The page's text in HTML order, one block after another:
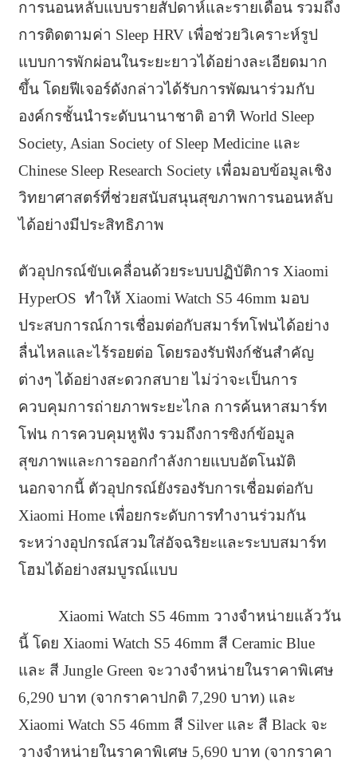
การนอนหลับแบบรายสัปดาห์และรายเดือน รวมถึง
การติดตามค่า Sleep HRV เพื่อช่วยวิเคราะห์รูป
แบบการพักผ่อนในระยะยาวได้อย่างละเอียดมาก
ขึ้น โดยฟีเจอร์ดังกล่าวได้รับการพัฒนาร่วมกับ
องค์กรชั้นนำระดับนานาชาติ อาทิ World Sleep
Society, Asian Society of Sleep Medicine และ
Chinese Sleep Research Society เพื่อมอบข้อมูลเชิง
วิทยาศาสตร์ที่ช่วยสนับสนุนสุขภาพการนอนหลับ
ได้อย่างมีประสิทธิภาพ
ตัวอุปกรณ์ขับเคลื่อนด้วยระบบปฏิบัติการ Xiaomi
HyperOS ทำให้ Xiaomi Watch S5 46mm มอบ
ประสบการณ์การเชื่อมต่อกับสมาร์ทโฟนได้อย่าง
ลื่นไหลและไร้รอยต่อ โดยรองรับฟังก์ชันสำคัญ
ต่างๆ ได้อย่างสะดวกสบาย ไม่ว่าจะเป็นการ
ควบคุมการถ่ายภาพระยะไกล การค้นหาสมาร์ท
โฟน การควบคุมหูฟัง รวมถึงการซิงก์ข้อมูล
สุขภาพและการออกกำลังกายแบบอัตโนมัติ
นอกจากนี้ ตัวอุปกรณ์ยังรองรับการเชื่อมต่อกับ
Xiaomi Home เพื่อยกระดับการทำงานร่วมกัน
ระหว่างอุปกรณ์สวมใส่อัจฉริยะและระบบสมาร์ท
โฮมได้อย่างสมบูรณ์แบบ
Xiaomi Watch S5 46mm วางจำหน่ายแล้ววัน
นี้ โดย Xiaomi Watch S5 46mm สี Ceramic Blue
และ สี Jungle Green จะวางจำหน่ายในราคาพิเศษ
6,290 บาท (จากราคาปกติ 7,290 บาท) และ
Xiaomi Watch S5 46mm สี Silver และ สี Black จะ
วางจำหน่ายในราคาพิเศษ 5,690 บาท (จากราคา